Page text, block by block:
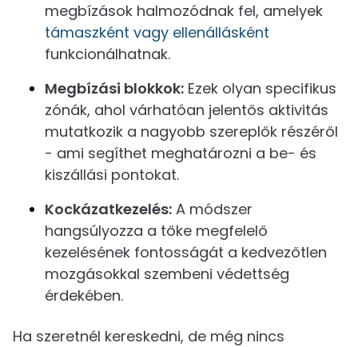
megbízások halmozódnak fel, amelyek
támaszként vagy ellenállásként
funkcionálhatnak.
Megbízási blokkok: Ezek olyan specifikus
zónák, ahol várhatóan jelentős aktivitás
mutatkozik a nagyobb szereplők részéről
- ami segíthet meghatározni a be- és
kiszállási pontokat.
Kockázatkezelés: A módszer
hangsúlyozza a tőke megfelelő
kezelésének fontosságát a kedvezőtlen
mozgásokkal szembeni védettség
érdekében.
Ha szeretnél kereskedni, de még nincs